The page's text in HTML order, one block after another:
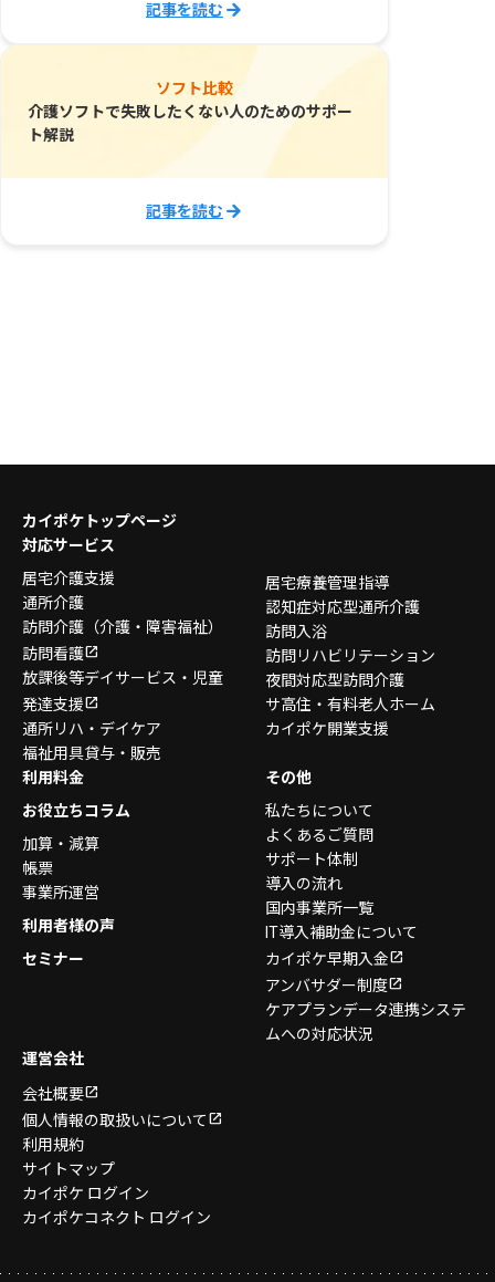
記事を読む
ソフト比較
介護ソフトで失敗したくない人のためのサポー
ト解説
記事を読む
カイポケトップページ
対応サービス
居宅介護支援
通所介護
訪問介護 （介護・障害福祉）
訪問看護
放課後等デイサービス・ 児童
発達支援
通所リハ・デイケア
福祉用具貸与・販売
居宅療養管理指導
認知症対応型通所介護
訪問入浴
訪問リハビリテーション
夜間対応型訪問介護
サ高住・有料老人ホーム
カイポケ開業支援
利用料金
お役立ちコラム
加算・減算
帳票
事業所運営
利用者様の声
セミナー
その他
私たちについて
よくあるご質問
サポート体制
導入の流れ
国内事業所一覧
IT導入補助金について
カイポケ早期入金
アンバサダー制度
ケアプランデータ連携システ
ムへの対応状況
運営会社
会社概要
個人情報の取扱いについて
利用規約
サイトマップ
カイポケ ログイン
カイポケコネクト ログイン